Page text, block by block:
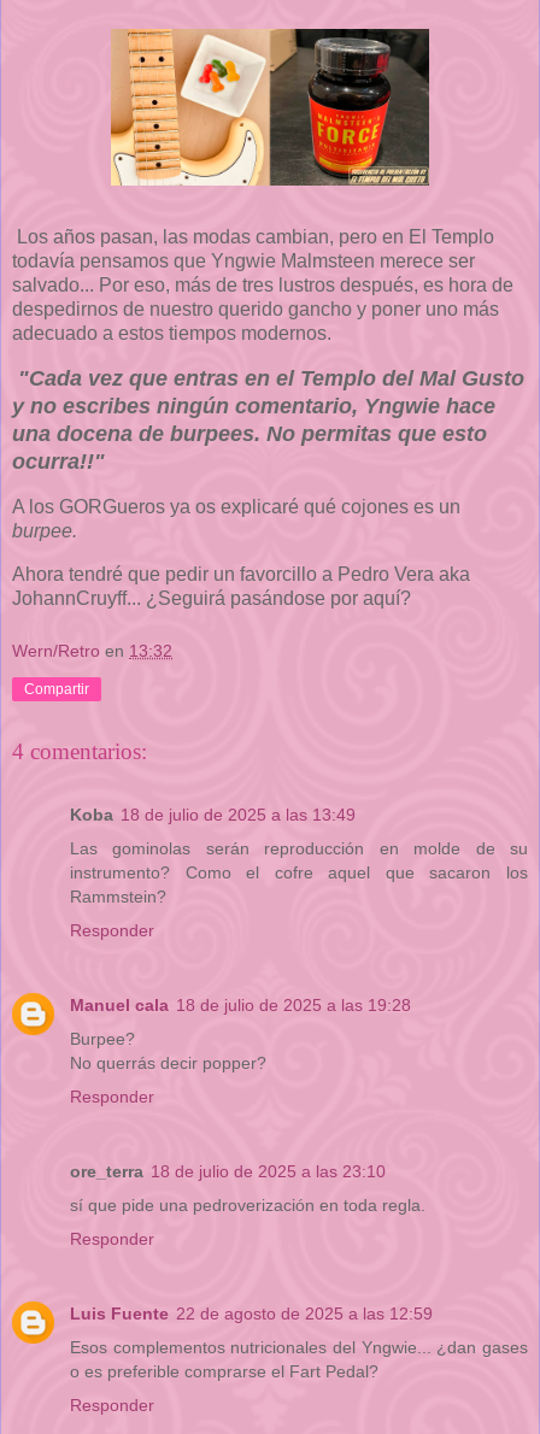
Los años pasan, las modas cambian, pero en El Templo
todavía pensamos que Yngwie Malmsteen merece ser
salvado... Por eso, más de tres lustros después, es hora de
despedirnos de nuestro querido gancho y poner uno más
adecuado a estos tiempos modernos.
"Cada vez que entras en el Templo del Mal Gusto
y no escribes ningún comentario, Yngwie hace
una docena de burpees. No permitas que esto
ocurra!!"
A los GORGueros ya os explicaré qué cojones es un
burpee.
Ahora tendré que pedir un favorcillo a Pedro Vera aka
JohannCruyff... ¿Seguirá pasándose por aquí?
Wern/Retro en 13:32
Compartir
4 comentarios:
Koba 18 de julio de 2025 a las 13:49
Las gominolas serán reproducción en molde de su
instrumento? Como el cofre aquel que sacaron los
Rammstein?
Responder
Manuel cala 18 de julio de 2025 a las 19:28
Burpee?
No querrás decir popper?
Responder
ore_terra 18 de julio de 2025 a las 23:10
sí que pide una pedroverización en toda regla.
Responder
Luis Fuente 22 de agosto de 2025 a las 12:59
Esos complementos nutricionales del Yngwie... ¿dan gases
o es preferible comprarse el Fart Pedal?
Responder